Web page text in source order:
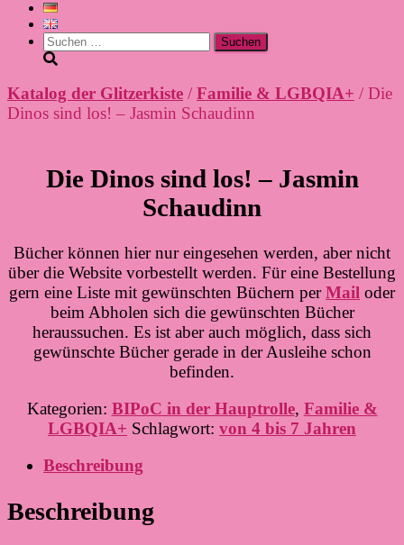
Suchen
nach:
Katalog der Glitzerkiste / Familie & LGBQIA+ / Die
Dinos sind los! – Jasmin Schaudinn
Die Dinos sind los! – Jasmin
Schaudinn
Bücher können hier nur eingesehen werden, aber nicht
über die Website vorbestellt werden. Für eine Bestellung
gern eine Liste mit gewünschten Büchern perMail oder
beim Abholen sich die gewünschten Bücher
heraussuchen. Es ist aber auch möglich, dass sich
gewünschte Bücher gerade in der Ausleihe schon
befinden.
Kategorien: BIPoC in der Hauptrolle, Familie &
LGBQIA+ Schlagwort: von 4 bis 7 Jahren
Beschreibung
Beschreibung